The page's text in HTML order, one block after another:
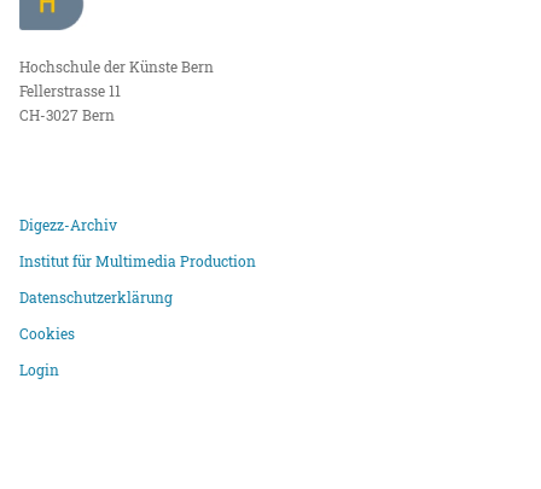
Hochschule der Künste Bern
Fellerstrasse 11
CH-3027 Bern
Digezz-Archiv
Institut für Multimedia Production
Datenschutzerklärung
Cookies
Login